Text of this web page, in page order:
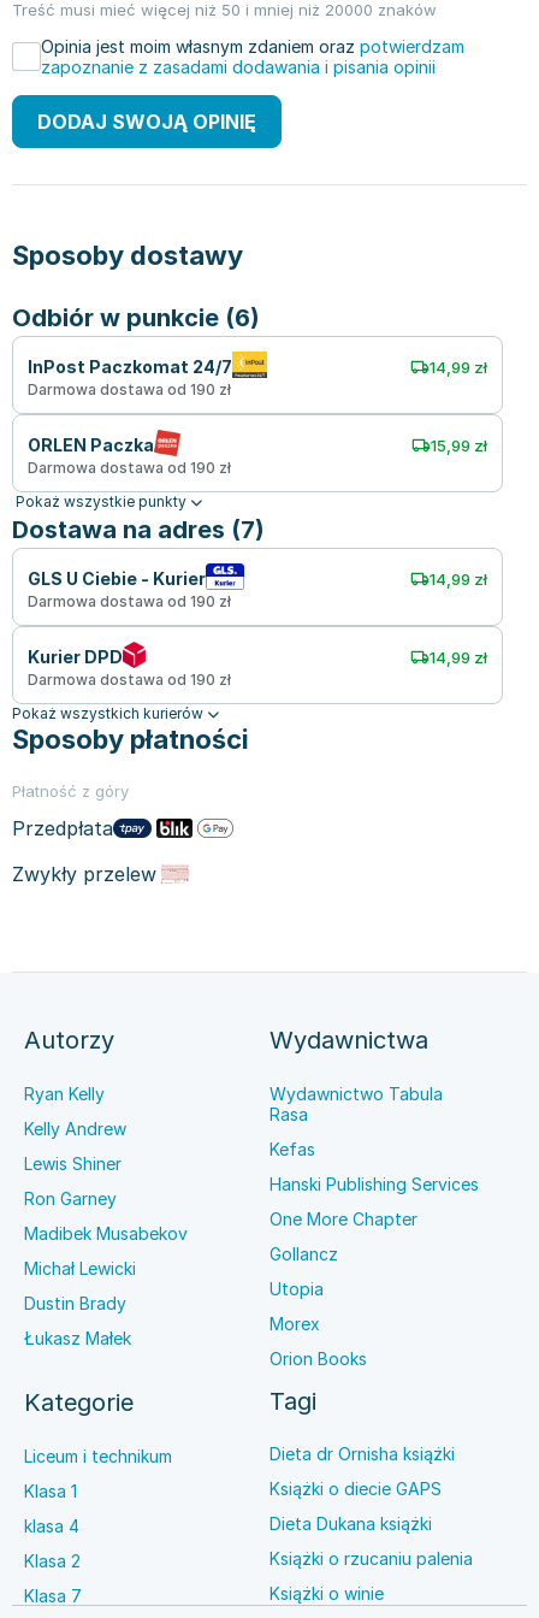
Treść musi mieć więcej niż 50 i mniej niż 20000 znaków
Opinia jest moim własnym zdaniem oraz potwierdzam
zapoznanie z zasadami dodawania i pisania opinii
DODAJ SWOJĄ OPINIĘ
Sposoby dostawy
Odbiór w punkcie (6)
InPost Paczkomat 24/7 14,99 zł
Darmowa dostawa od 190 zł
ORLEN Paczka 15,99 zł
Darmowa dostawa od 190 zł
Pokaż wszystkie punkty
Dostawa na adres (7)
GLS U Ciebie - Kurier 14,99 zł
Darmowa dostawa od 190 zł
Kurier DPD 14,99 zł
Darmowa dostawa od 190 zł
Pokaż wszystkich kurierów
Sposoby płatności
Płatność z góry
Przedpłata
Zwykły przelew
Autorzy
Ryan Kelly
Kelly Andrew
Lewis Shiner
Ron Garney
Madibek Musabekov
Michał Lewicki
Dustin Brady
Łukasz Małek
Wydawnictwa
Wydawnictwo Tabula
Rasa
Kefas
Hanski Publishing Services
One More Chapter
Gollancz
Utopia
Morex
Orion Books
Kategorie
Liceum i technikum
Klasa 1
klasa 4
Klasa 2
Klasa 7
Tagi
Dieta dr Ornisha książki
Książki o diecie GAPS
Dieta Dukana książki
Książki o rzucaniu palenia
Książki o winie